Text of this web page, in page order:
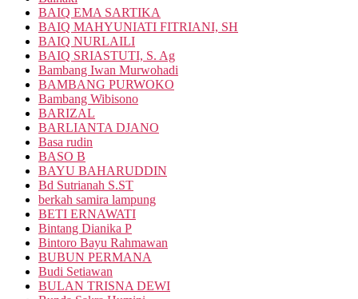
BAIQ EMA SARTIKA
BAIQ MAHYUNIATI FITRIANI, SH
BAIQ NURLAILI
BAIQ SRIASTUTI, S. Ag
Bambang Iwan Murwohadi
BAMBANG PURWOKO
Bambang Wibisono
BARIZAL
BARLIANTA DJANO
Basa rudin
BASO B
BAYU BAHARUDDIN
Bd Sutrianah S.ST
berkah samira lampung
BETI ERNAWATI
Bintang Dianika P
Bintoro Bayu Rahmawan
BUBUN PERMANA
Budi Setiawan
BULAN TRISNA DEWI